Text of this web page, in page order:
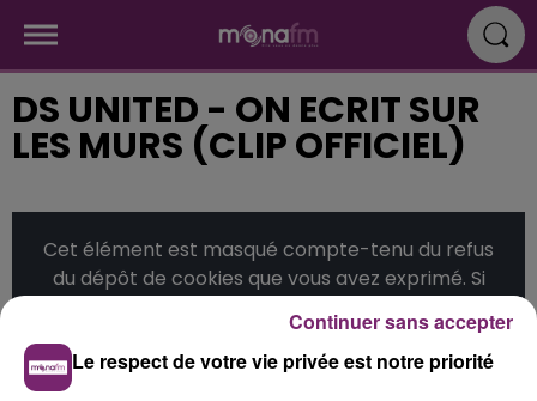
DS UNITED - ON ECRIT SUR
LES MURS (CLIP OFFICIEL)
Cet élément est masqué compte-tenu du refus
du dépôt de cookies que vous avez exprimé. Si
votre accord en cliquant sur le bouton ci-
dessous.
Le respect de votre vie privée est notre priorité
Continuer sans accepter